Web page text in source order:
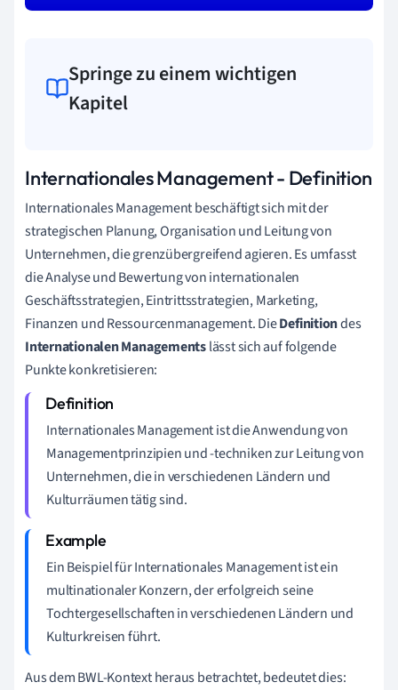
Springe zu einem wichtigen
Kapitel
Internationales Management - Definition
Internationales Management beschäftigt sich mit der
strategischen Planung, Organisation und Leitung von
Unternehmen, die grenzübergreifend agieren. Es umfasst
die Analyse und Bewertung von internationalen
Geschäftsstrategien, Eintrittsstrategien, Marketing,
Finanzen und Ressourcenmanagement. DieDefinitiondes
Internationalen Managementslässt sich auf folgende
Punkte konkretisieren:
Internationales Management ist die Anwendung von
Managementprinzipien und -techniken zur Leitung von
Unternehmen, die in verschiedenen Ländern und
Kulturräumen tätig sind.
Ein Beispiel für Internationales Management ist ein
multinationaler Konzern, der erfolgreich seine
Tochtergesellschaften in verschiedenen Ländern und
Kulturkreisen führt.
Aus dem BWL-Kontext heraus betrachtet, bedeutet dies: